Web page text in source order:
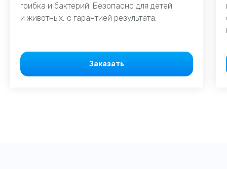
грибка и бактерий. Безопасно для детей
и животных, с гарантией результата.
Заказать